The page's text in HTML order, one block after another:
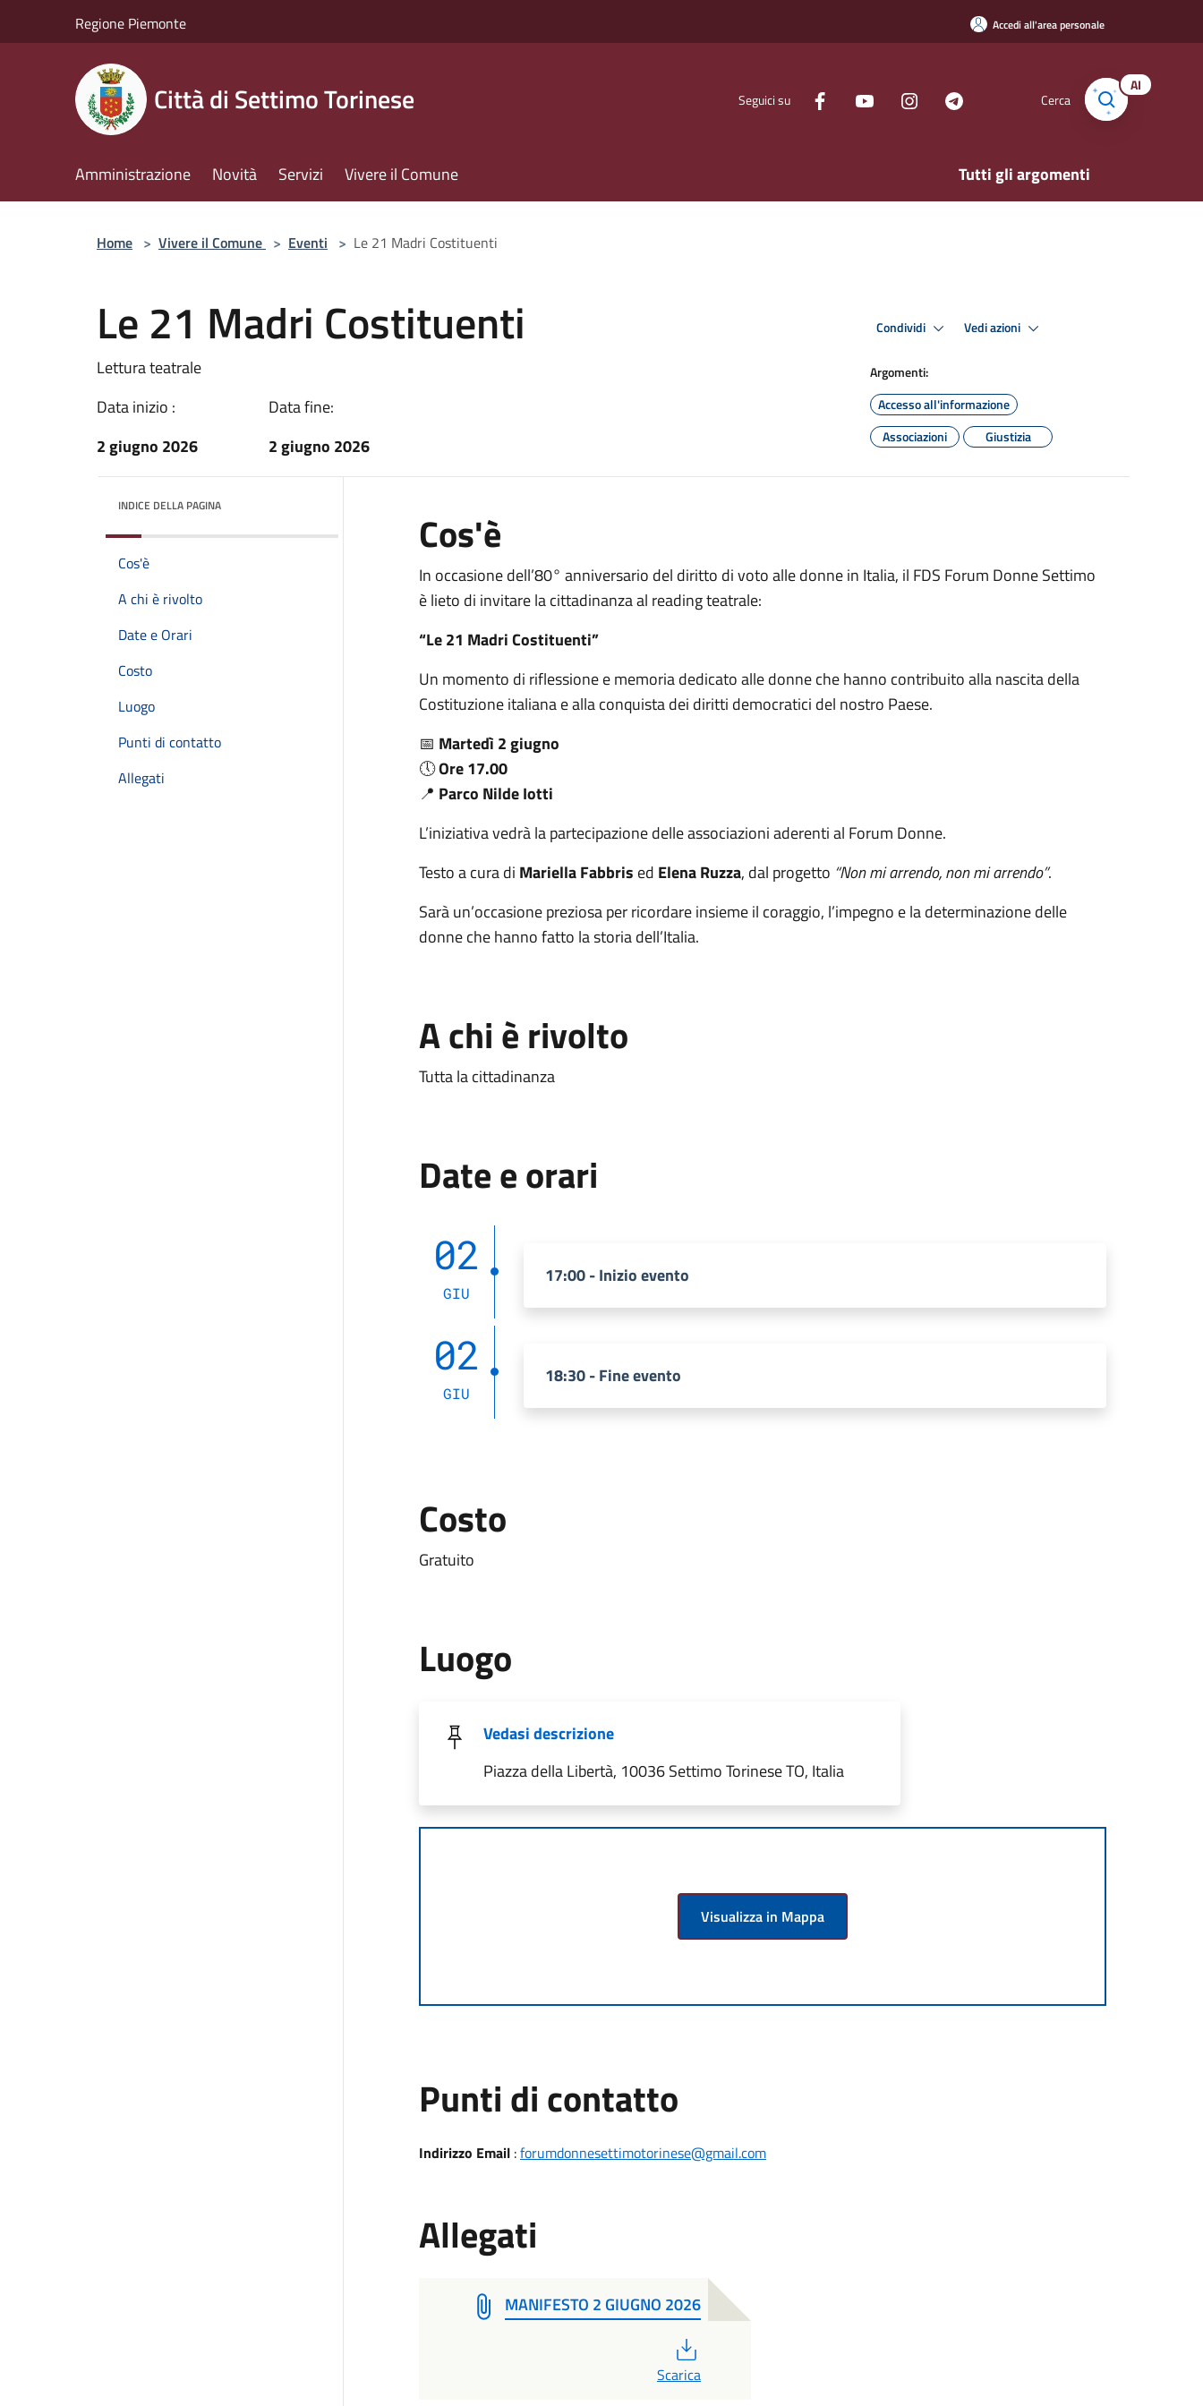
Regione Piemonte Accedi all'area personale
Città di Settimo Torinese Seguici su Cerca
AI
Amministrazione Novità Servizi Vivere il Comune Tutti gli argomenti
Home > Vivere il Comune > Eventi > Le 21 Madri Costituenti
Le 21 Madri Costituenti
Lettura teatrale
Data inizio :
2 giugno 2026
Data fine:
2 giugno 2026
Condividi Vedi azioni
Argomenti:
Accesso all'informazione
Associazioni
Giustizia
INDICE DELLA PAGINA
Cos'è
A chi è rivolto
Date e Orari
Costo
Luogo
Punti di contatto
Allegati
Cos'è
In occasione dell’80° anniversario del diritto di voto alle donne in Italia, il FDS Forum Donne Settimo
è lieto di invitare la cittadinanza al reading teatrale:
“Le 21 Madri Costituenti”
Un momento di riflessione e memoria dedicato alle donne che hanno contribuito alla nascita della
Costituzione italiana e alla conquista dei diritti democratici del nostro Paese.
📅 Martedì 2 giugno
🕔Ore 17.00
📍 Parco Nilde Iotti
L’iniziativa vedrà la partecipazione delle associazioni aderenti al Forum Donne.
Testo a cura di Mariella Fabbris ed Elena Ruzza, dal progetto “Non mi arrendo, non mi arrendo”.
Sarà un’occasione preziosa per ricordare insieme il coraggio, l’impegno e la determinazione delle
donne che hanno fatto la storia dell’Italia.
A chi è rivolto
Tutta la cittadinanza
Date e orari
02
GIU
17:00 - Inizio evento
02
GIU
18:30 - Fine evento
Costo
Gratuito
Luogo
Vedasi descrizione
Piazza della Libertà, 10036 Settimo Torinese TO, Italia
Visualizza in Mappa
Punti di contatto
Indirizzo Email:forumdonnesettimotorinese@gmail.com
Allegati
MANIFESTO 2 GIUGNO 2026
Scarica